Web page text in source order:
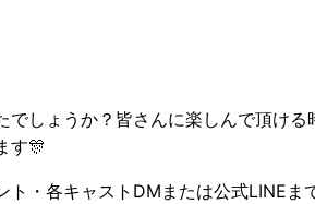
でしょうか？皆さんに楽しんで頂ける
す🎊
ト・各キャストDMまたは公式LINEま